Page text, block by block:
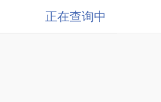
正在查询中